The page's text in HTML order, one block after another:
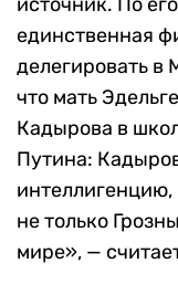
единственная
делегировать в
что мать
Кадырова в
Путина:
интеллигенцию,
не только
мире», —